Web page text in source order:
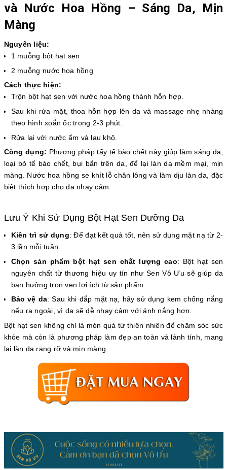
và Nước Hoa Hồng – Sáng Da, Mịn
Màng
Nguyên liệu:
1 muỗng bột hạt sen
2 muỗng nước hoa hồng
Cách thực hiện:
Trộn bột hạt sen với nước hoa hồng thành hỗn hợp.
Sau khi rửa mặt, thoa hỗn hợp lên da và massage nhẹ nhàng
theo hình xoắn ốc trong 2-3 phút.
Rửa lại với nước ấm và lau khô.
Công dụng: Phương pháp tẩy tế bào chết này giúp làm sáng da,
loại bỏ tế bào chết, bụi bẩn trên da, để lại làn da mềm mại, mịn
màng. Nước hoa hồng se khít lỗ chân lông và làm dịu làn da, đặc
biệt thích hợp cho da nhạy cảm.
Lưu Ý Khi Sử Dụng Bột Hạt Sen Dưỡng Da
Kiên trì sử dụng: Để đạt kết quả tốt, nên sử dụng mặt nạ từ 2-
3 lần mỗi tuần.
Chọn sản phẩm bột hạt sen chất lượng cao: Bột hạt sen
nguyên chất từ thương hiệu uy tín như Sen Vô Ưu sẽ giúp da
bạn hưởng trọn vẹn lợi ích từ sản phẩm.
Bảo vệ da: Sau khi đắp mặt nạ, hãy sử dụng kem chống nắng
nếu ra ngoài, vì da sẽ dễ nhạy cảm với ánh nắng hơn.
Bột hạt sen không chỉ là món quà từ thiên nhiên để chăm sóc sức
khỏe mà còn là phương pháp làm đẹp an toàn và lành tính, mang
lại làn da rạng rỡ và mịn màng.